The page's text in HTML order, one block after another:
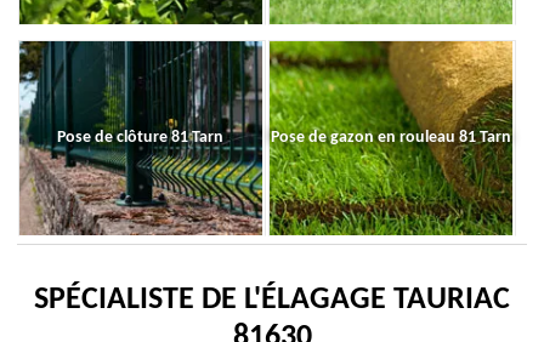
Pose de clôture 81 Tarn Pose de gazon en rouleau 81 Tarn
SPÉCIALISTE DE L'ÉLAGAGE TAURIAC